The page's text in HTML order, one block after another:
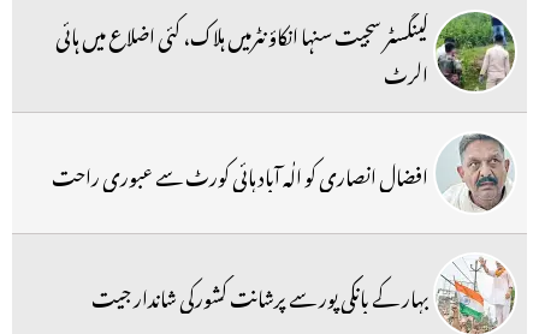
گینگسٹر سجیت سنہا انکاؤنٹرمیں ہلاک، کئی اضلاع میں ہائی
الرٹ
افضال انصاری کو الٰہ آباد ہائی کورٹ سے عبوری راحت
بہار کے بانکی پور سے پرشانت کشورکی شاندار جیت